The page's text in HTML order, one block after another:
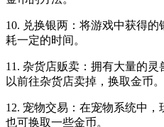
10. 兑换银两：将游戏中获得
耗一定的时间。
11. 杂货店贩卖：拥有大量的
以前往杂货店卖掉，换取金币。
12. 宠物交易：在宠物系统中，
也可换取一些金币。